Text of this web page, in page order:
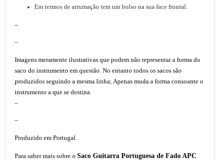
Em termos de arrumação tem um bolso na sua face frontal.
–
–
Imagens meramente ilustrativas que podem não representar a forma do
saco do instrumento em questão. No entanto todos os sacos são
produzidos seguindo a mesma linha; Apenas muda a forma consoante o
instrumento a que se destina.
–
–
Produzido em Portugal.
Para saber mais sobre o Saco Guitarra Portuguesa de Fado APC